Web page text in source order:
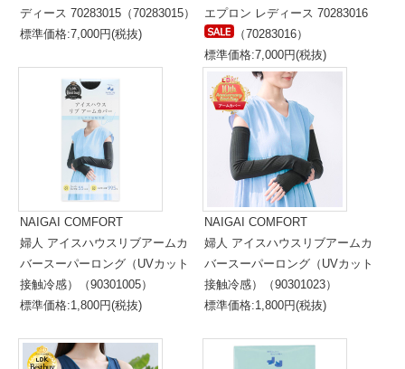
ディース 70283015（70283015）
標準価格:7,000円(税抜)
エプロン レディース 70283016
（70283016）
標準価格:7,000円(税抜)
NAIGAI COMFORT
婦人 アイスハウスリブアームカ
バースーパーロング（UVカット
接触冷感）（90301005）
標準価格:1,800円(税抜)
NAIGAI COMFORT
婦人 アイスハウスリブアームカ
バースーパーロング（UVカット
接触冷感）（90301023）
標準価格:1,800円(税抜)